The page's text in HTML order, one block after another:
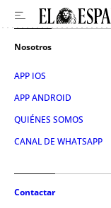
Nosotros
APP IOS
APP ANDROID
QUIÉNES SOMOS
CANAL DE WHATSAPP
Contactar